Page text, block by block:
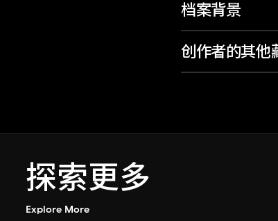
档案背景
创作者的其他
探索更多
Explore More